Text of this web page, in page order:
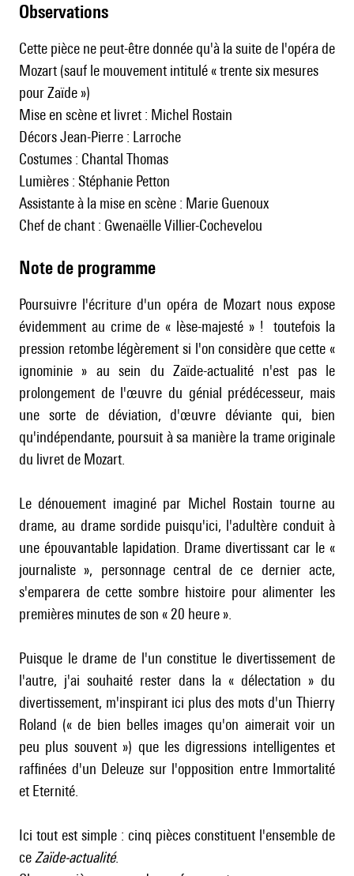
observations
Cette pièce ne peut-être donnée qu'à la suite de l'opéra de
Mozart (sauf le mouvement intitulé « trente six mesures
pour Zaïde »)
Mise en scène et livret : Michel Rostain
Décors Jean-Pierre : Larroche
Costumes : Chantal Thomas
Lumières : Stéphanie Petton
Assistante à la mise en scène : Marie Guenoux
Chef de chant : Gwenaëlle Villier-Cochevelou
Note de programme
Poursuivre l'écriture d'un opéra de Mozart nous expose
évidemment au crime de « lèse-majesté » ! toutefois la
pression retombe légèrement si l'on considère que cette «
ignominie » au sein du Zaïde-actualité n'est pas le
prolongement de l'œuvre du génial prédécesseur, mais
une sorte de déviation, d'œuvre déviante qui, bien
qu'indépendante, poursuit à sa manière la trame originale
du livret de Mozart.
Le dénouement imaginé par Michel Rostain tourne au
drame, au drame sordide puisqu'ici, l'adultère conduit à
une épouvantable lapidation. Drame divertissant car le «
journaliste », personnage central de ce dernier acte,
s'emparera de cette sombre histoire pour alimenter les
premières minutes de son « 20 heure ».
Puisque le drame de l'un constitue le divertissement de
l'autre, j'ai souhaité rester dans la « délectation » du
divertissement, m'inspirant ici plus des mots d'un Thierry
Roland (« de bien belles images qu'on aimerait voir un
peu plus souvent ») que les digressions intelligentes et
raffinées d'un Deleuze sur l'opposition entre Immortalité
et Eternité.
Ici tout est simple : cinq pièces constituent l'ensemble de
ce Zaïde-actualité.